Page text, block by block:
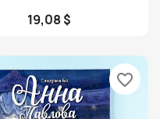
19,08 $
favorite_border